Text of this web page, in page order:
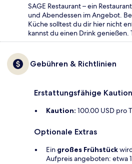
SAGE Restaurant – ein
und Abendessen im Angebot.
Küche solltest du dir hier nicht
kannst du einen Drink
Gebühren & Richtlinien
Erstattungsfähige
Kaution: 100.00 USD pro
Optionale Extras
Ein großes Frühstück
Aufpreis angeboten: etwa